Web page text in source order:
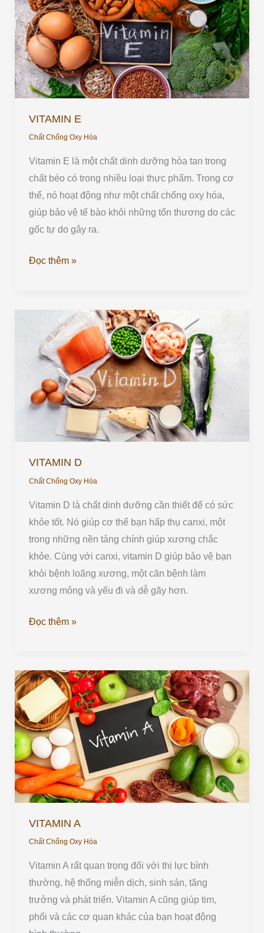
VITAMIN E
Chất Chống Oxy Hóa
Vitamin E là một chất dinh dưỡng hòa tan trong
chất béo có trong nhiều loại thực phẩm. Trong cơ
thể, nó hoạt động như một chất chống oxy hóa,
giúp bảo vệ tế bào khỏi những tổn thương do các
gốc tự do gây ra.
Đọc thêm »
VITAMIN D
Chất Chống Oxy Hóa
Vitamin D là chất dinh dưỡng cần thiết để có sức
khỏe tốt. Nó giúp cơ thể bạn hấp thụ canxi, một
trong những nền tảng chính giúp xương chắc
khỏe. Cùng với canxi, vitamin D giúp bảo vệ bạn
khỏi bệnh loãng xương, một căn bệnh làm
xương mỏng và yếu đi và dễ gãy hơn.
Đọc thêm »
VITAMIN A
Chất Chống Oxy Hóa
Vitamin A rất quan trọng đối với thị lực bình
thường, hệ thống miễn dịch, sinh sản, tăng
trưởng và phát triển. Vitamin A cũng giúp tim,
phổi và các cơ quan khác của bạn hoạt động
VITAMIN
A